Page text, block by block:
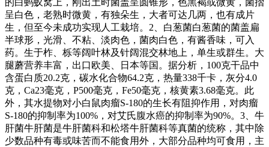
呈白色，老熟时微黄，有独朵生，大者可达几两，也有成片
生，但至今未成功实现人工栽培。2、白葱菌白葱菌的菌盖扁
半球形，光滑、不粘、淡肉色，菌肉白色，有酱香味，可入
药。生于柞、栎等阔叶林及针阔混交林地上，单生或群生。大
腿蘑营养丰富，出口欧美、日本等国。据分析，100克干品中
含蛋白质20.2克，碳水化合物64.2克，热量338千卡，灰分4.0
克，Ca23毫克，P500毫克，Fe50毫克，核黄素3.68毫克。此
外，其水提物对小白鼠肉瘤S-180的生长有阻抑作用，对肉瘤
S-180的抑制率为100%，对艾氏腹水癌的抑制率为90%。3、牛
肝菌牛肝菌是牛肝菌科和松塔牛肝菌科等真菌的统称，其中除
少数品种有毒或味苦而不能食用外，大部分品种均可食用，主